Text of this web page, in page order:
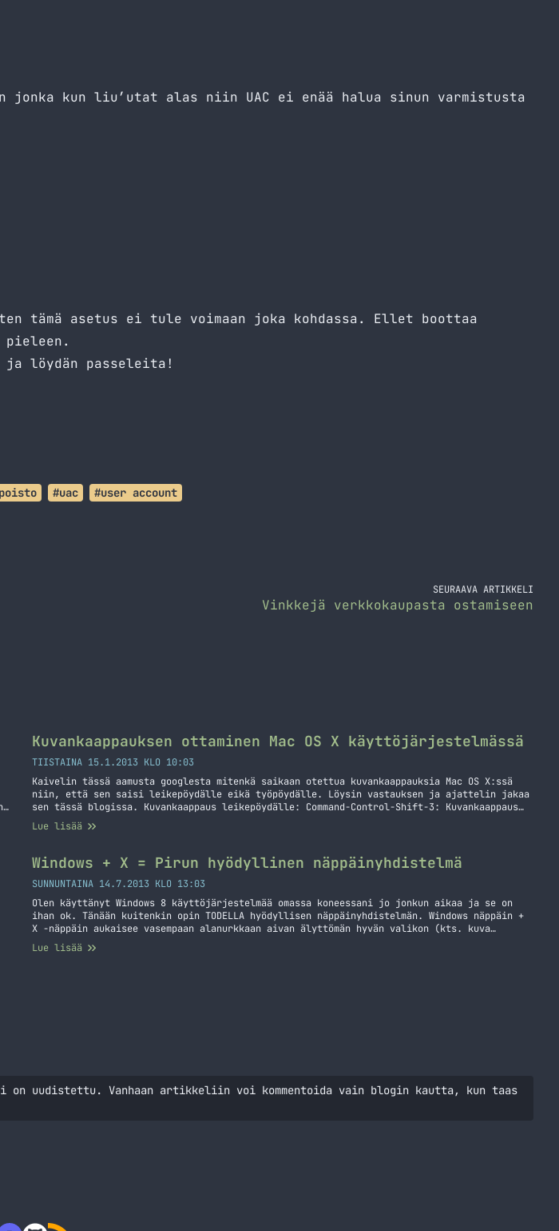
jonka kun liu’utat alas niin UAC ei enää halua sinun varmistusta
tämä asetus ei tule voimaan joka kohdassa. Ellet boottaa
pieleen.
ja löydän passeleita!
#uac #user account
SEURAAVA ARTIKKELI
Vinkkejä verkkokaupasta ostamiseen
Kuvankaappauksen ottaminen Mac OS X käyttöjärjestelmässä
TIISTAINA 15.1.2013 KLO 10:03
Kaivelin tässä aamusta googlesta mitenkä saikaan otettua kuvankaappauksia Mac OS X:ssä
niin, että sen saisi leikepöydälle eikä työpöydälle. Löysin vastauksen ja ajattelin jakaa
sen tässä blogissa. Kuvankaappaus leikepöydälle: Command-Control-Shift-3: Kuvankaappaus
koko näytöstä Command-Control-Shift-4, valitse alue: Kuvankaappaus valitusta alueesta
Command-Control-Shift-4, välilyönti, klikkaa ikkunaa: Kuvankaappaus ikkunasta
valitse alue: Kuvankaappaus valitusta… Jatka lukemista Kuvankaappauksen ottaminen Mac OS
X käyttöjärjestelmässä
Lue lisää
Windows + X = Pirun hyödyllinen näppäinyhdistelmä
SUNNUNTAINA 14.7.2013 KLO 13:03
Olen käyttänyt Windows 8 käyttöjärjestelmää omassa koneessani jo jonkun aikaa ja se on
ihan ok. Tänään kuitenkin opin TODELLA hyödyllisen näppäinyhdistelmän. Windows näppäin +
X -näppäin aukaisee vasempaan alanurkkaan aivan älyttömän hyvän valikon (kts. kuva
oikealta). Tästä pääsen käytännössä kaikkiin tarvitsemiini asioihin helposti ja näin
minun ei tarvitse kiertää valikoiden kautta. Jaan tämän vinkin täällä… Jatka lukemista
Lue lisää
uudistettu. Vanhaan artikkeliin voi kommentoida vain blogin kautta, kun taas